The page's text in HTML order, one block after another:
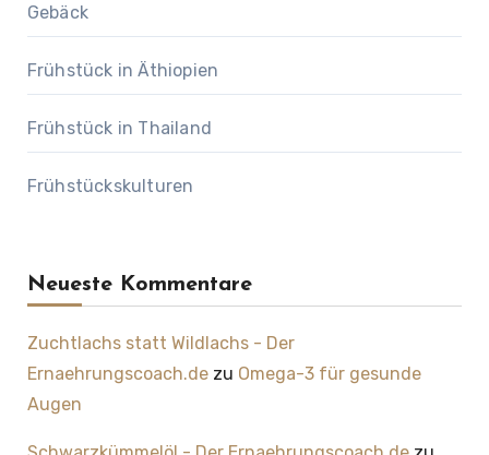
Gebäck
Frühstück in Äthiopien
Frühstück in Thailand
Frühstückskulturen
Neueste Kommentare
Zuchtlachs statt Wildlachs - Der
Ernaehrungscoach.dezu Omega-3 für gesunde
Augen